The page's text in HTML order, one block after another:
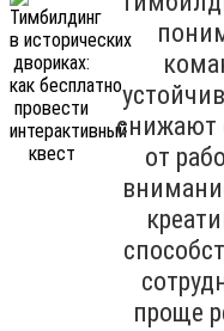
снижают
от
проще